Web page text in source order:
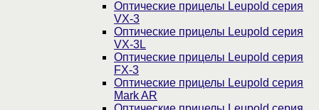
Оптические прицелы Leupold серия
VX-3
Оптические прицелы Leupold серия
VX-3L
Оптические прицелы Leupold серия
FX-3
Оптические прицелы Leupold серия
Mark AR